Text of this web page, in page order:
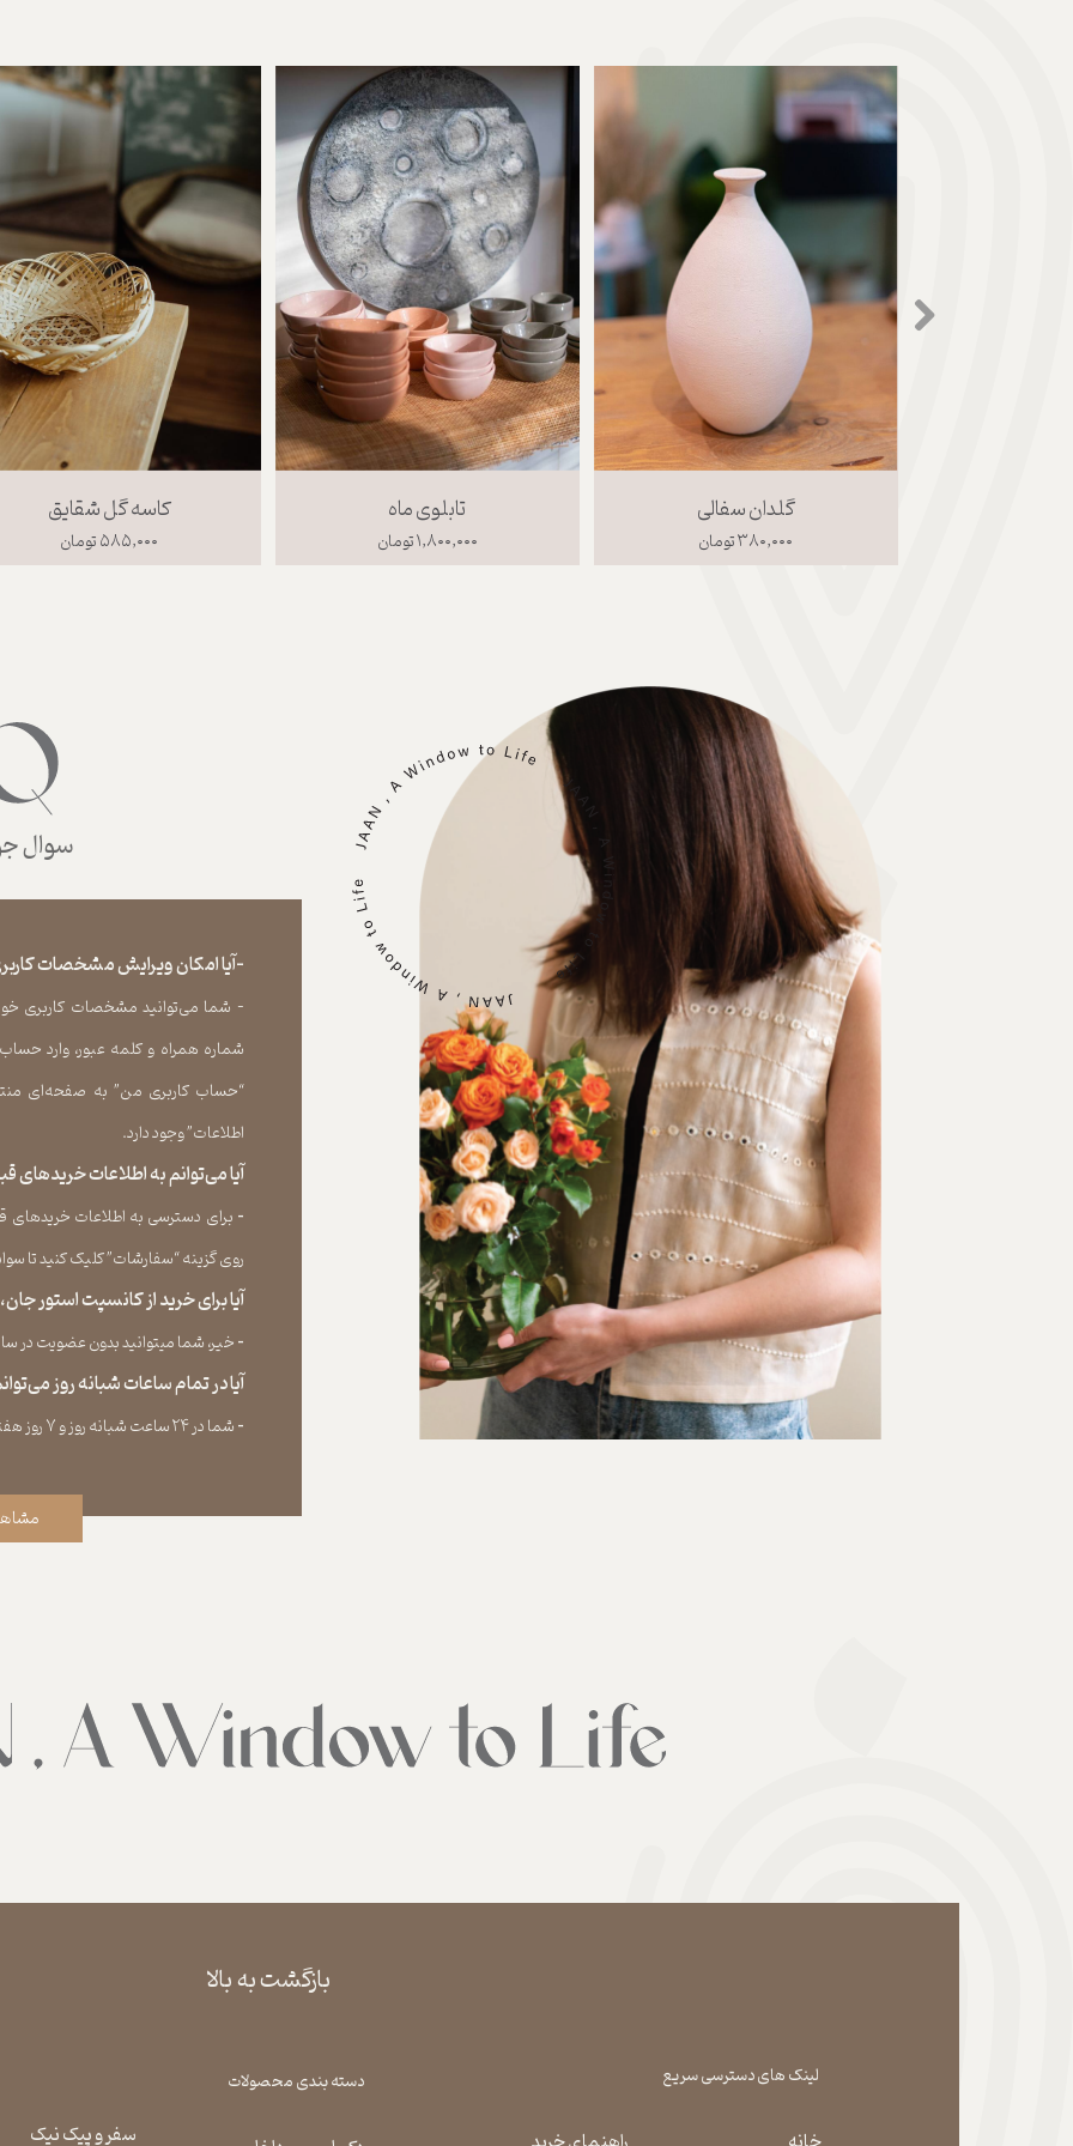
کاسه گل شقایق
۵۸۵,۰۰۰ تومان
تابلوی ماه
۱,۸۰۰,۰۰۰ تومان
گلدان سفالی
۳۸۰,۰۰۰ تومان
سوال
-آیا امکان ویرایش مشخصات
- شما می‏‌توانید مشخصات کاربری خود
شماره همراه و کلمه عبور، وارد
“حساب کاربری من” به صفحه‏‌ای
اطلاعات” وجود دارد.​​​​​​​
آیا می‌‏توانم به اطلاعات
​​​​​​​- برای دسترسی به اطلاعات خریدهای
روی گزینه “سفارشات” کلیک کنید تا
آیا برای خرید از کانسپت استور
​​​​​​​- خیر، شما میتوانید بدون عضویت در
آیا در تمام ساعات شبانه روز
​​​​​​​​​​​​​​- شما در ۲۴ ساعت شبانه روز و ۷ روز هفته می‌‏توانید سفارش خود را ثبت کنید.
بازگشت به بالا
لینک های دسترسی سریع دسته بندی محصولات
سفر و پیک نیک